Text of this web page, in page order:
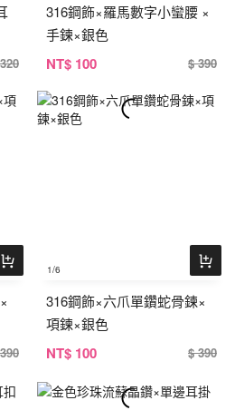
316鋼飾×羅馬數字小蠻腰 ×
手鍊×銀色
NT$ 100 $ 390
1/6
316鋼飾×六爪單鑽蛇骨鍊×
項鍊×銀色
NT$ 100 $ 390